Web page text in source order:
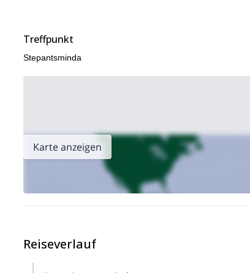
Treffpunkt
Stepantsminda
Karte anzeigen
Reiseverlauf